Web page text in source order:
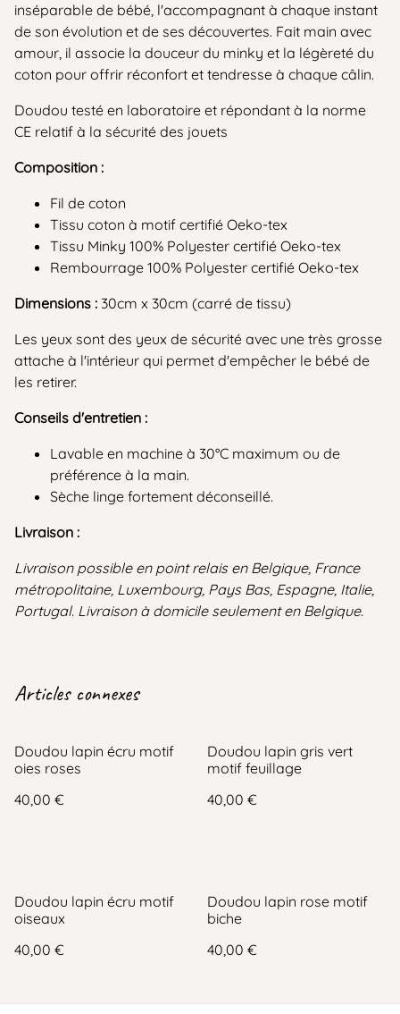
inséparable de bébé, l'accompagnant à chaque instant
de son évolution et de ses découvertes. Fait main avec
amour, il associe la douceur du minky et la légèreté du
coton pour offrir réconfort et tendresse à chaque câlin.
Doudou testé en laboratoire et répondant à la norme
CE relatif à la sécurité des jouets
Composition :
Fil de coton
Tissu coton à motif certifié Oeko-tex
Tissu Minky 100% Polyester certifié Oeko-tex
Rembourrage 100% Polyester certifié Oeko-tex
Dimensions : 30cm x 30cm (carré de tissu)
Les yeux sont des yeux de sécurité avec une très grosse
attache à l'intérieur qui permet d'empêcher le bébé de
les retirer.
Conseils d'entretien :
Lavable en machine à 30°C maximum ou de
préférence à la main.
Sèche linge fortement déconseillé.
Livraison :
Livraison possible en point relais en Belgique, France
métropolitaine, Luxembourg, Pays Bas, Espagne, Italie,
Portugal. Livraison à domicile seulement en Belgique.
Articles connexes
Doudou lapin écru motif
oies roses
40,00 €
Doudou lapin gris vert
motif feuillage
40,00 €
Doudou lapin écru motif
oiseaux
40,00 €
Doudou lapin rose motif
biche
40,00 €